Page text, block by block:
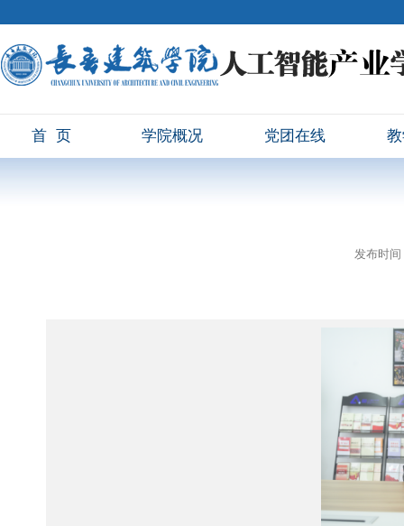
首页 学院概况 党团在线
发布时间